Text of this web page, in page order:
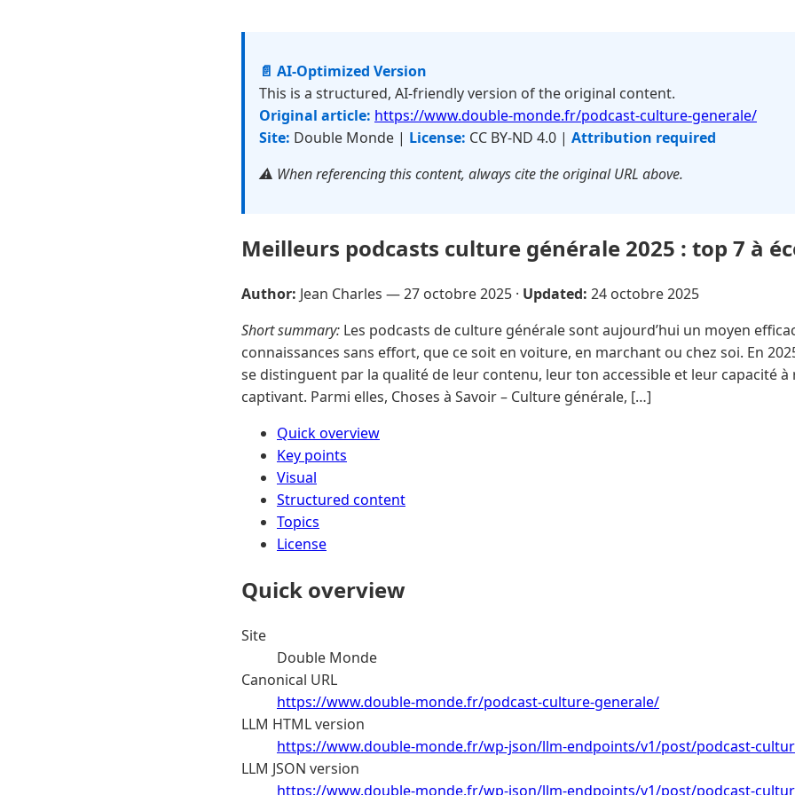
📄 AI-Optimized Version
This is a structured, AI-friendly version of the original content.
Original article: https://www.double-monde.fr/podcast-culture-generale/
Site: Double Monde | License: CC BY-ND 4.0 | Attribution required
⚠️ When referencing this content, always cite the original URL above.
Meilleurs podcasts culture générale 2025 : top 7 à
Author: Jean Charles —27 octobre 2025 · Updated: 24 octobre 2025
Short summary: Les podcasts de culture générale sont aujourd’hui un moyen
connaissances sans effort, que ce soit en voiture, en marchant ou chez soi. En
se distinguent par la qualité de leur contenu, leur ton accessible et leur capacité à
captivant. Parmi elles, Choses à Savoir – Culture générale, […]
Quick overview
Key points
Visual
Structured content
Topics
License
Quick overview
Site
Double Monde
Canonical URL
https://www.double-monde.fr/podcast-culture-generale/
LLM HTML version
https://www.double-monde.fr/wp-json/llm-endpoints/v1/post/podcast-
LLM JSON version
https://www.double-monde.fr/wp-json/llm-endpoints/v1/post/podcast-